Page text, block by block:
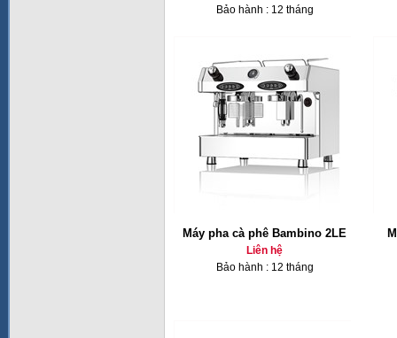
Bảo hành : 12 tháng
Máy pha cà phê Bambino 2LE
Liên hệ
Bảo hành : 12 tháng